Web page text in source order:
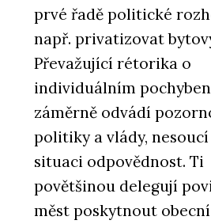
prvé řadě politické
např. privatizovat
Převažující rétorika o
individuálním
záměrně odvádí
politiky a vlády,
situaci odpovědnost. Ti
povětšinou delegují
měst poskytnout